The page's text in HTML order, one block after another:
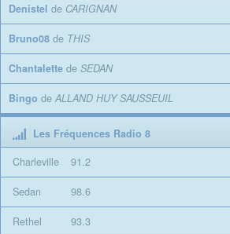
Denistel de CARIGNAN
Bruno08 de THIS
Chantalette de SEDAN
Bingo de ALLAND HUY SAUSSEUIL
Les Fréquences Radio 8
Charleville
91.2
Sedan 98.6
Rethel 93.3